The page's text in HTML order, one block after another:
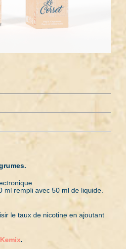
ml rempli avec 50 ml de liquide.
le taux de nicotine en ajoutant
Kemix.